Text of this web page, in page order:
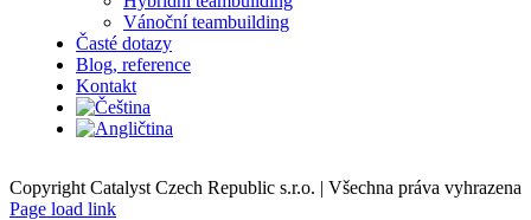
Vánoční teambuilding
Časté dotazy
Blog, reference
Kontakt
Copyright Catalyst Czech Republic s.r.o. | Všechna práva vyhrazena
Facebook
Instagram
Page load link